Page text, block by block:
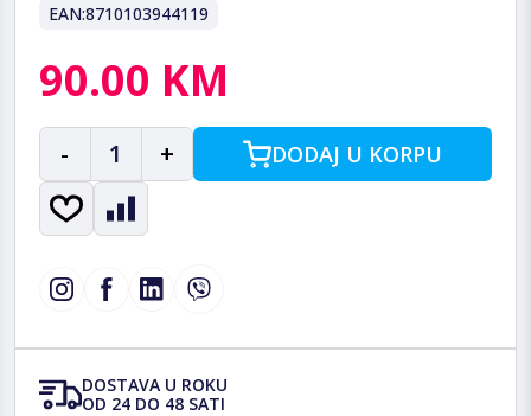
EAN:8710103944119
90.00 KM
- 1 + DODAJ U KORPU
DOSTAVA U ROKU
OD 24 DO 48 SATI